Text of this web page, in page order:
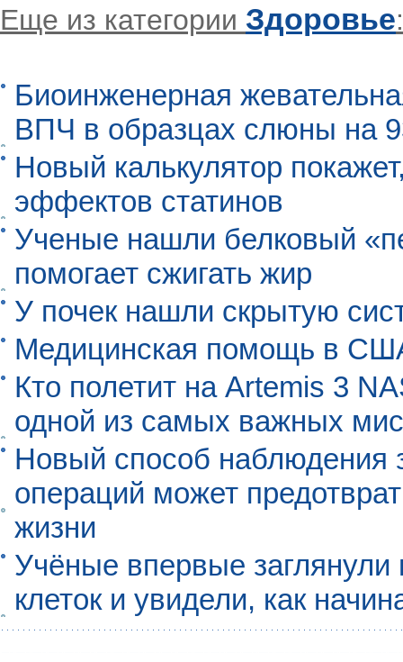
Еще из категории Здоровье:
Биоинженерная
ВПЧ в образцах слюны на
Новый калькулятор
эффектов статинов
Ученые нашли белковый
помогает сжигать жир
У почек нашли скрытую
Медицинская помощь в
Кто полетит на Artemis 3
одной из самых важных
Новый способ наблюдения
операций может
жизни
Учёные впервые
клеток и увидели, как